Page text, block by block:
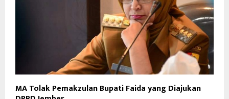
MA Tolak Pemakzulan Bupati Faida yang Diajukan